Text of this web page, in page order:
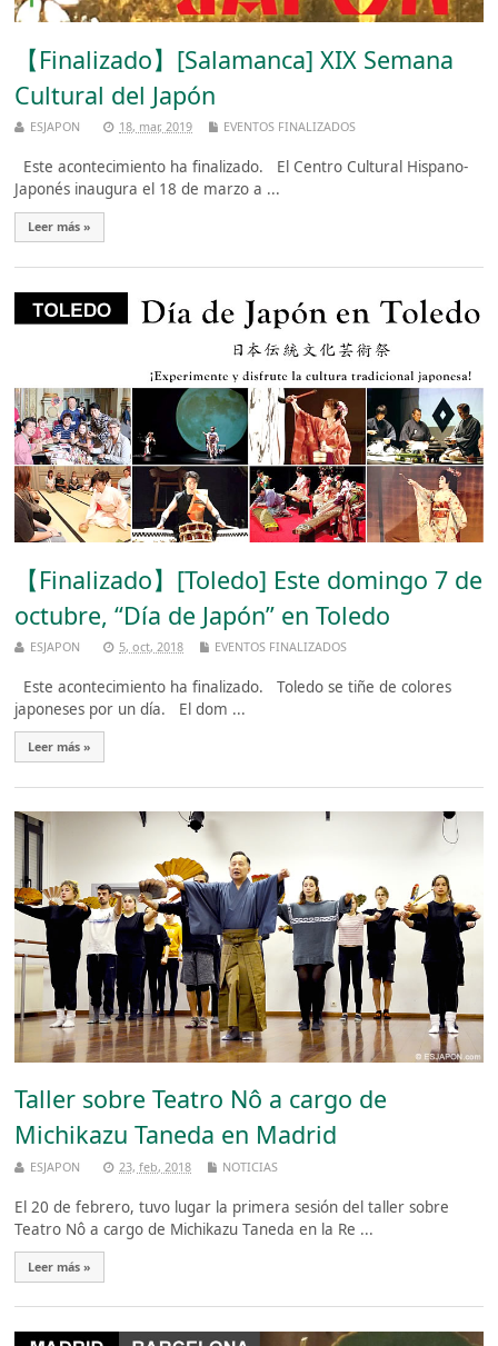
【Finalizado】[Salamanca] XIX Semana
Cultural del Japón
ESJAPON 18, mar, 2019 EVENTOS FINALIZADOS
Este acontecimiento ha finalizado. El Centro Cultural Hispano-
Japonés inaugura el 18 de marzo a ...
Leer más »
【Finalizado】[Toledo] Este domingo 7 de
octubre, “Día de Japón” en Toledo
ESJAPON 5, oct, 2018 EVENTOS FINALIZADOS
Este acontecimiento ha finalizado. Toledo se tiñe de colores
japoneses por un día. El dom ...
Leer más »
Taller sobre Teatro Nô a cargo de
Michikazu Taneda en Madrid
ESJAPON 23, feb, 2018 NOTICIAS
El 20 de febrero, tuvo lugar la primera sesión del taller sobre
Teatro Nô a cargo de Michikazu Taneda en la Re ...
Leer más »